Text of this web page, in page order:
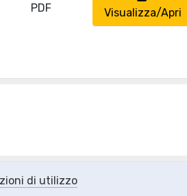
PDF
Visualizza/Apri
di utilizzo